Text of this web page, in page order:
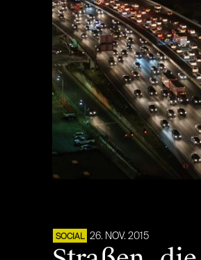
SOCIAL 26. NOV. 2015